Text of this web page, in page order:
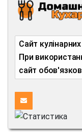
Сайт
При
сайт